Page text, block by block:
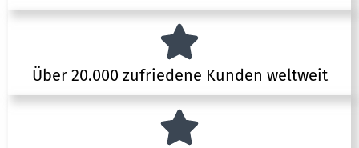
Über 20.000 zufriedene Kunden weltweit